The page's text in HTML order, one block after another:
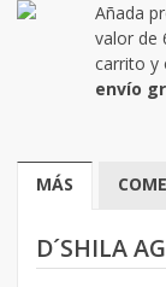
Añada
valor de
carrito y
envío
MÁS
D´SHILA